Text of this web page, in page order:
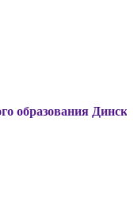
Динской район